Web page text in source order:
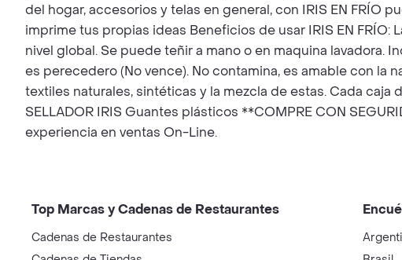
del hogar, accesorios y telas en general, con IRIS EN FRÍO
imprime tus propias ideas Beneficios de usar IRIS EN
nivel global. Se puede teñir a mano o en maquina lavadora.
es perecedero (No vence). No contamina, es amable con la
textiles naturales, sintéticas y la mezcla de estas. Cada caja
SELLADOR IRIS Guantes plásticos **COMPRE CON
experiencia en ventas On-Line.
Top Marcas y Cadenas de Restaurantes
Cadenas de Restaurantes